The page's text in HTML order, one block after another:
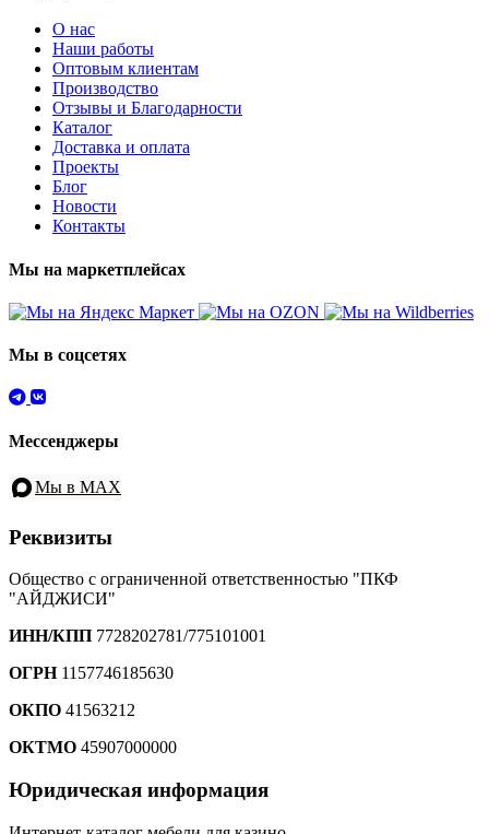
О нас
Наши работы
Оптовым клиентам
Производство
Отзывы и Благодарности
Каталог
Доставка и оплата
Проекты
Блог
Новости
Контакты
Мы на маркетплейсах
Мы в соцсетях
Мессенджеры
Мы в MAX
Реквизиты
Общество с ограниченной ответственностью "ПКФ
"АЙДЖИСИ"
ИНН/КПП 7728202781/775101001
ОГРН1157746185630
ОКПО 41563212
ОКТМО 45907000000
Юридическая информация